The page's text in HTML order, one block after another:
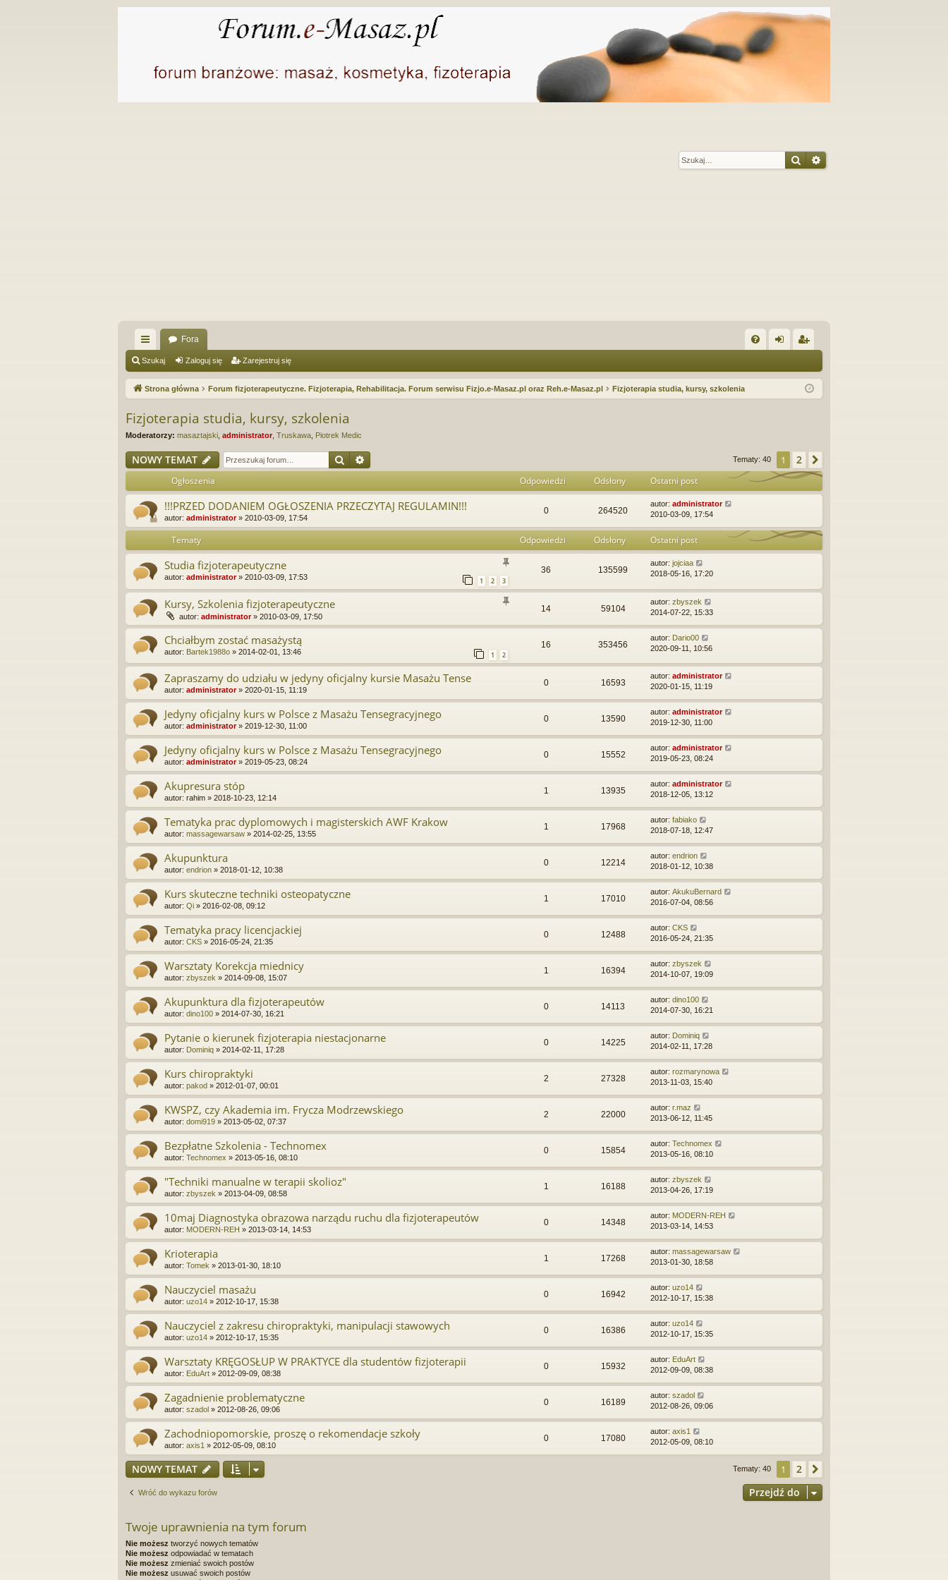
Szukaj
ię
ce
…
Fora
Q og ej
Szukaj Zaloguj się Zarejestruj się
Strona główna Forum fizjoterapeutyczne. Fizjoterapia, Rehabilitacja. Forum serwisu Fizjo.e-Masaz.pl oraz Reh.e-Masaz.pl Fizjoterapia studia, kursy, szkolenia
Fizjoterapia studia, kursy, szkolenia
Moderatorzy: masaztajski administrator Truskawa Piotrek Medic
NOWY TEMAT Szukaj Tematy: 40 1 2
Ogłoszenia Odpowiedzi Odsłony Ostatni post
!!!PRZED DODANIEM OGŁOSZENIA PRZECZYTAJ REGULAMIN!!!
autor: administrator» 2010-03-09, 17:54
0 264520
autor: administrator
2010-03-09, 17:54
Tematy Odpowiedzi Odsłony Ostatni post
Studia fizjoterapeutyczne
autor: administrator» 2010-03-09, 17:53 1 2 3
36 135599
autor: jojciaa
2018-05-16, 17:20
Kursy, Szkolenia fizjoterapeutyczne
autor: administrator» 2010-03-09, 17:50
14 59104
autor: zbyszek
2014-07-22, 15:33
Chciałbym zostać masażystą
autor: Bartek1988o » 2014-02-01, 13:46 1 2
16 353456
autor: Dario00
2020-09-11, 10:56
Zapraszamy do udziału w jedyny oficjalny kursie Masażu Tense
autor: administrator» 2020-01-15, 11:19
0 16593
autor: administrator
2020-01-15, 11:19
Jedyny oficjalny kurs w Polsce z Masażu Tensegracyjnego
autor: administrator» 2019-12-30, 11:00
0 13590
autor: administrator
2019-12-30, 11:00
Jedyny oficjalny kurs w Polsce z Masażu Tensegracyjnego
autor: administrator» 2019-05-23, 08:24
0 15552
autor: administrator
2019-05-23, 08:24
Akupresura stóp
autor: rahim » 2018-10-23, 12:14
1 13935
autor: administrator
2018-12-05, 13:12
Tematyka prac dyplomowych i magisterskich AWF Krakow
autor: massagewarsaw » 2014-02-25, 13:55
1 17968
autor: fabiako
2018-07-18, 12:47
Akupunktura
autor: endrion » 2018-01-12, 10:38
0 12214
autor: endrion
2018-01-12, 10:38
Kurs skuteczne techniki osteopatyczne
autor: Qi » 2016-02-08, 09:12
1 17010
autor: AkukuBernard
2016-07-04, 08:56
Tematyka pracy licencjackiej
autor: CKS » 2016-05-24, 21:35
0 12488
autor: CKS
2016-05-24, 21:35
Warsztaty Korekcja miednicy
autor: zbyszek » 2014-09-08, 15:07
1 16394
autor: zbyszek
2014-10-07, 19:09
Akupunktura dla fizjoterapeutów
autor: dino100 » 2014-07-30, 16:21
0 14113
autor: dino100
2014-07-30, 16:21
Pytanie o kierunek fizjoterapia niestacjonarne
autor: Dominiq » 2014-02-11, 17:28
0 14225
autor: Dominiq
2014-02-11, 17:28
Kurs chiropraktyki
autor: pakod » 2012-01-07, 00:01
2 27328
autor: rozmarynowa
2013-11-03, 15:40
KWSPZ, czy Akademia im. Frycza Modrzewskiego
autor: domi919 » 2013-05-02, 07:37
2 22000
autor: r.maz
2013-06-12, 11:45
Bezpłatne Szkolenia - Technomex
autor: Technomex » 2013-05-16, 08:10
0 15854
autor: Technomex
2013-05-16, 08:10
"Techniki manualne w terapii skolioz"
autor: zbyszek » 2013-04-09, 08:58
1 16188
autor: zbyszek
2013-04-26, 17:19
10maj Diagnostyka obrazowa narządu ruchu dla fizjoterapeutów
autor: MODERN-REH » 2013-03-14, 14:53
0 14348
autor: MODERN-REH
2013-03-14, 14:53
Krioterapia
autor: Tomek » 2013-01-30, 18:10
1 17268
autor: massagewarsaw
2013-01-30, 18:58
Nauczyciel masażu
autor: uzo14 » 2012-10-17, 15:38
0 16942
autor: uzo14
2012-10-17, 15:38
Nauczyciel z zakresu chiropraktyki, manipulacji stawowych
autor: uzo14 » 2012-10-17, 15:35
0 16386
autor: uzo14
2012-10-17, 15:35
Warsztaty KRĘGOSŁUP W PRAKTYCE dla studentów fizjoterapii
autor: EduArt » 2012-09-09, 08:38
0 15932
autor: EduArt
2012-09-09, 08:38
Zagadnienie problematyczne
autor: szadol » 2012-08-26, 09:06
0 16189
autor: szadol
2012-08-26, 09:06
Zachodniopomorskie, proszę o rekomendacje szkoły
autor: axis1 » 2012-05-09, 08:10
0 17080
autor: axis1
2012-05-09, 08:10
NOWY TEMAT Tematy: 40 1 2
Wróć do wykazu forów Przejdź do
Twoje uprawnienia na tym forum
Nie możesz tworzyć nowych tematów
Nie możesz odpowiadać w tematach
Nie możesz zmieniać swoich postów
Nie możesz usuwać swoich postów